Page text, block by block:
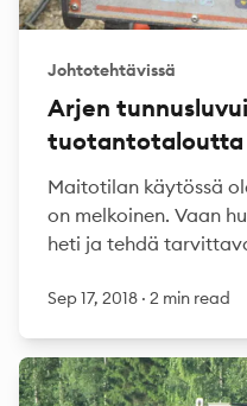
Johtotehtävissä
Arjen
tuotantotaloutta
Maitotilan käytössä
on melkoinen. Vaan
heti ja tehdä
Sep 17, 2018 · 2 min read